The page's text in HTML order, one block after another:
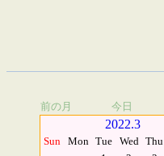
前の月 今日
2022.3
Sun Mon Tue Wed Thu